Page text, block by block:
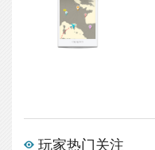
玩家热门关注